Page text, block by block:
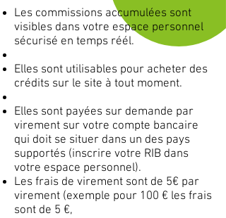
Les commissions accumulées sont
visibles dans votre espace personnel
sécurisé en temps réél.
Elles sont utilisables pour acheter des
crédits sur le site à tout moment.
Elles sont payées sur demande par
virement sur votre compte bancaire
qui doit se situer dans un des pays
supportés (inscrire votre RIB dans
votre espace personnel).
Les frais de virement sont de 5€ par
virement (exemple pour 100 € les frais
sont de 5 €,